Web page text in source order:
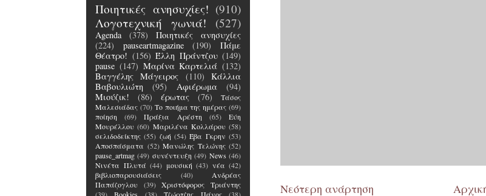
Νεότερη ανάρτηση
Ποιητικές ανησυχίες! (910)
Λογοτεχνική γωνιά!
(527)
Agenda (378)
Ποιητικές ανησυχίες
(224)
pauseartmagazine (190)
Πάμε
Θέατρο! (156) Έλλη Πράντζου (149)
pause (147) Μαρίνα Καρτελιά (132)
Βαγγέλης Μάγειρος
(110)
Κάλλια
Βαβουλιώτη
(95) Αφιέρωμα
(94)
Μιούζικ!
(86) έρωτας (76)
Τάσος
Μαλεσιάδας (70) Το ποιήμα της ημέρας (69)
ποίηση
(69) Πράξια Αρέστη (65)
Εύη
Μουρέλλου (60) Μαριλένα Κολλάρου (58)
σελιδοδείκτης (55) ζωή (54) Έβα Γκρην (53)
Αποσπάσματα (52) Μανώλης Τελώνης (52)
pause_artmag (49) συνέντευξη (49) News (46)
Νινέτα Πλυτά (44) μουσική (43) νέα (42)
βιβλιοπαρουσιάσεις
(40)
Ανδρέας
Παπάζογλου
(39)
Χριστόφορος Τριάντης